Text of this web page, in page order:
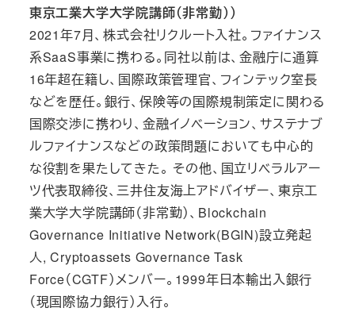
東京工業大学大学院講師（非常勤））
2021年7月、株式会社リクルート入社。ファイナンス
系SaaS事業に携わる。同社以前は、金融庁に通算
16年超在籍し、国際政策管理官、フィンテック室長
などを歴任。銀行、保険等の国際規制策定に関わる
国際交渉に携わり、金融イノベーション、サステナブ
ルファイナンスなどの政策問題においても中心的
な役割を果たしてきた。 その他、国立リベラルアー
ツ代表取締役、三井住友海上アドバイザー、東京工
業大学大学院講師（非常勤）、Blockchain
Governance Initiative Network(BGIN)設立発起
人, Cryptoassets Governance Task
Force（CGTF）メンバー。1999年日本輸出入銀行
（現国際協力銀行）入行。